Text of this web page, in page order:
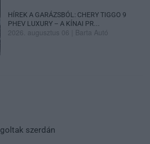
HÍREK A GARÁZSBÓL: CHERY TIGGO 9
PHEV LUXURY – A KÍNAI PR...
2026. augusztus 06 Barta Autó
szerdán